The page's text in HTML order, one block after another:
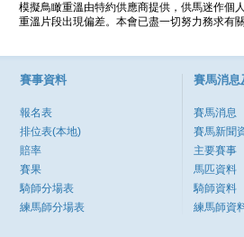
模擬鳥瞰重溫由特約供應商提供，供馬迷作個
重溫片段出現偏差。本會已盡一切努力務求有
賽事資料
報名表
排位表(本地)
賠率
賽果
騎師分場表
練馬師分場表
賽馬消息
賽馬消息
賽馬新聞
主要賽事
馬匹資料
騎師資料
練馬師資